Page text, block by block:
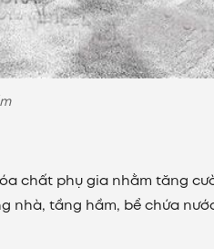
chất phụ gia nhằm tăng
nhà, tầng hầm, bể chứa